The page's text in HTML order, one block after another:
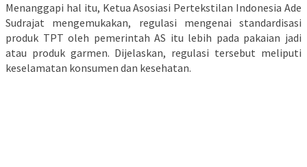
Menanggapi hal itu, Ketua Asosiasi Pertekstilan Indonesia Ade
Sudrajat mengemukakan, regulasi mengenai standardisasi
produk TPT oleh pemerintah AS itu lebih pada pakaian jadi
atau produk garmen. Dijelaskan, regulasi tersebut meliputi
keselamatan konsumen dan kesehatan.